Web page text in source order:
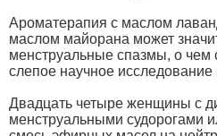
Ароматерапия с маслом
маслом майорана может
менструальные спазмы, о чем
слепое научное исследование
Двадцать четыре женщины с
менструальными судорогами